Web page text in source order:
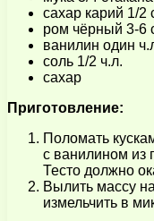
сахар карий 1/2
ром чёрный 3-6
ванилин один
соль 1/2 ч.л.
сахар
Приготовление:
Поломать
с ванилином из
Тесто должно
Вылить массу
измельчить в